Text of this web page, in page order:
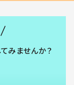
みませんか？